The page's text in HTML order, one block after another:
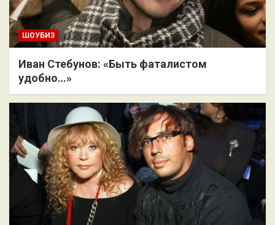
ШОУБИЗ
Иван Стебунов: «Быть фаталистом
удобно…»